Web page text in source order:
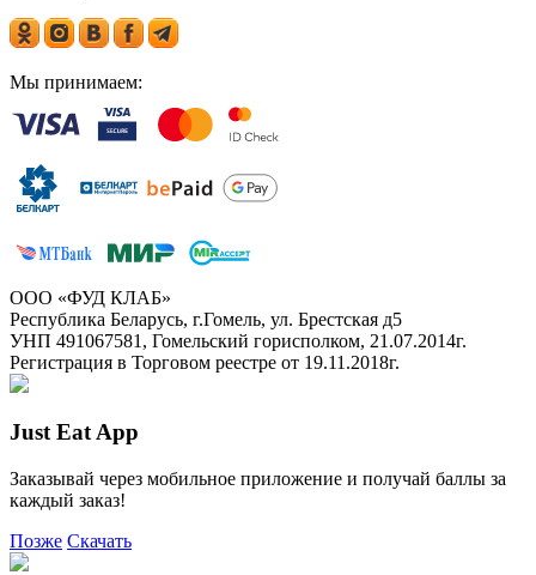
Мы принимаем:
ООО «ФУД КЛАБ»
Республика Беларусь, г.Гомель, ул. Брестская д5
УНП 491067581, Гомельский горисполком, 21.07.2014г.
Регистрация в Торговом реестре от 19.11.2018г.
Just Eat App
Заказывай через мобильное приложение и получай баллы за
каждый заказ!
Позже Скачать